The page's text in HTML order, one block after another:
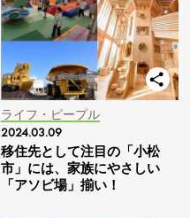
ライフ・ピープル
2024.03.09
移住先として注目の「小松
市」には、家族にやさしい
「アソビ場」揃い！